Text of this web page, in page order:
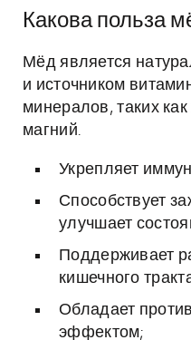
Какова польза
Мёд является
и источником
минералов, таких
магний.
Укрепляет
Способствует
улучшает
Поддерживает
кишечного
Обладает
эффектом;